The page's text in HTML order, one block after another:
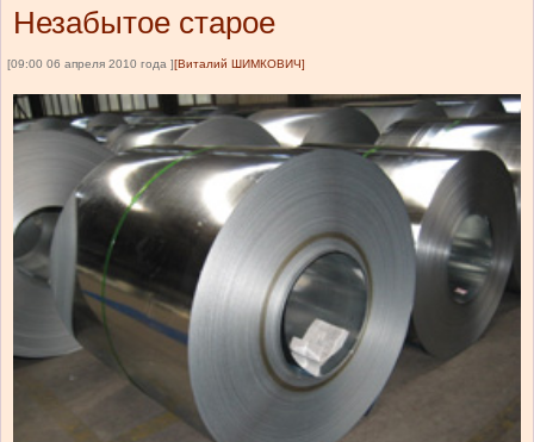
Незабытое старое
[09:00 06 апреля 2010 года ] [Виталий ШИМКОВИЧ]